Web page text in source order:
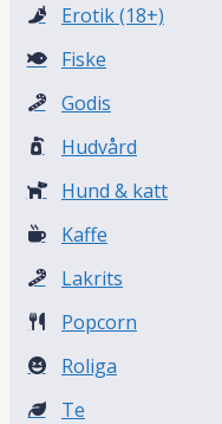
Erotik (18+)
Fiske
Godis
Hudvård
Hund & katt
Kaffe
Lakrits
Popcorn
Roliga
Te